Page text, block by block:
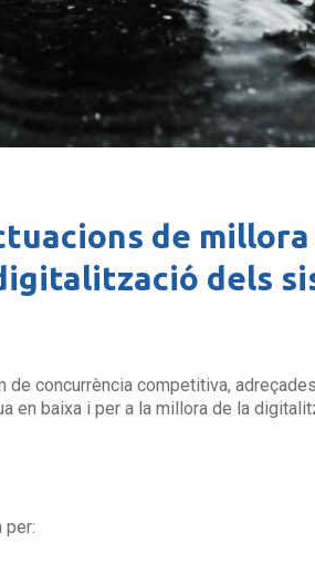
de
dels
concurrència competitiva,
en baixa i per a la millora de la
per: